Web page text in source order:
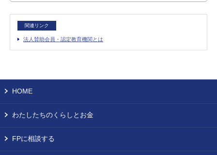
関連リンク
法人賛助会員・認定教育機関とは
HOME
わたしたちのくらしとお金
FPに相談する